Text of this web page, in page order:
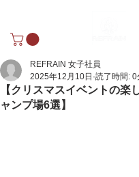
【クリスマスイベントの楽
ャンプ場6選】
REFRAIN 女子社員
2025年12月10日 読了時間: 0